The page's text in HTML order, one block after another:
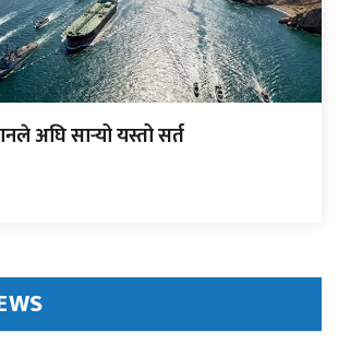
अघि सार्‍यो यस्तो सर्त